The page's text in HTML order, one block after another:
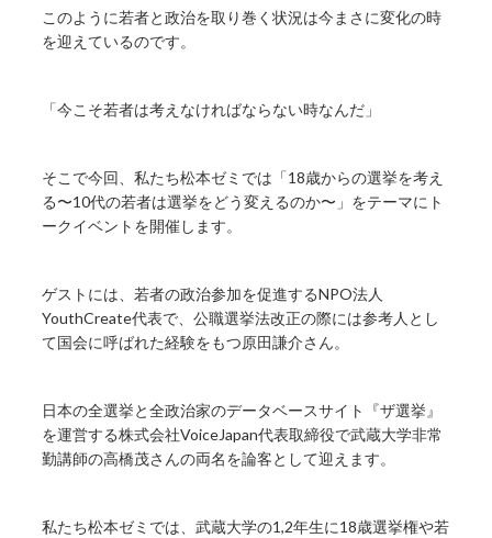
このように若者と政治を取り巻く状況は今まさに変化の時
を迎えているのです。
「今こそ若者は考えなければならない時なんだ」
そこで今回、私たち松本ゼミでは「18歳からの選挙を考え
る〜10代の若者は選挙をどう変えるのか〜」をテーマにト
ークイベントを開催します。
ゲストには、若者の政治参加を促進するNPO法人
YouthCreate代表で、公職選挙法改正の際には参考人とし
て国会に呼ばれた経験をもつ原田謙介さん。
日本の全選挙と全政治家のデータベースサイト『ザ選挙』
を運営する株式会社VoiceJapan代表取締役で武蔵大学非常
勤講師の高橋茂さんの両名を論客として迎えます。
私たち松本ゼミでは、武蔵大学の1,2年生に18歳選挙権や若